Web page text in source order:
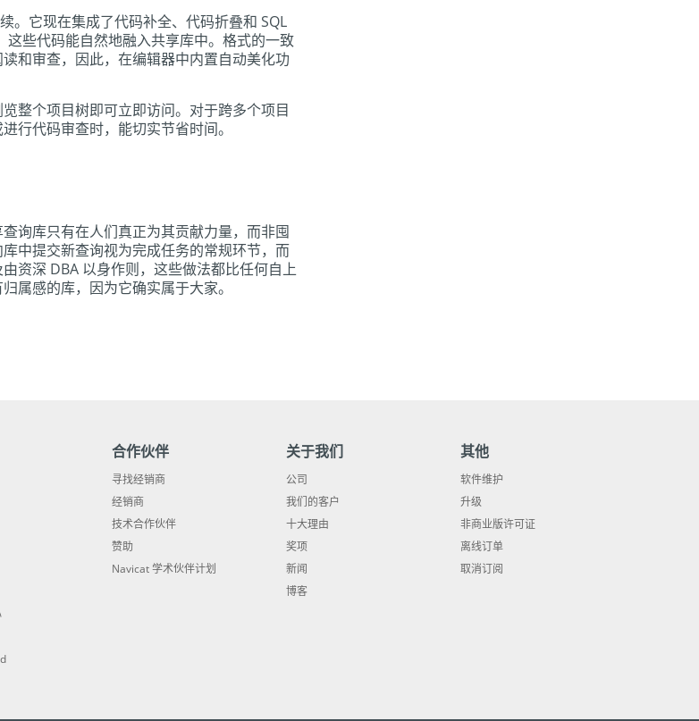
。它现在集成了代码补全、代码折叠和 SQL
些代码能自然地融入共享库中。格式的一致
和审查，因此，在编辑器中内置自动美化功
整个项目树即可立即访问。对于跨多个项目
行代码审查时，能切实节省时间。
询库只有在人们真正为其贡献力量，而非囤
中提交新查询视为完成任务的常规环节，而
资深 DBA 以身作则，这些做法都比任何自上
属感的库，因为它确实属于大家。
合作伙伴
寻找经销商
经销商
技术合作伙伴
赞助
Navicat 学术伙伴计划
关于我们
公司
我们的客户
十大理由
奖项
新闻
博客
其他
软件维护
升级
非商业版许可证
离线订单
取消订阅